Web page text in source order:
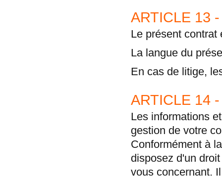
ARTICLE 13
Le présent contrat
La langue du
En cas de litige,
ARTICLE 14
Les informations
gestion de votre
Conformément à
disposez d'un
vous concernant.